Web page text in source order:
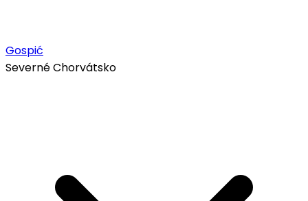
Gospić
Severné Chorvátsko